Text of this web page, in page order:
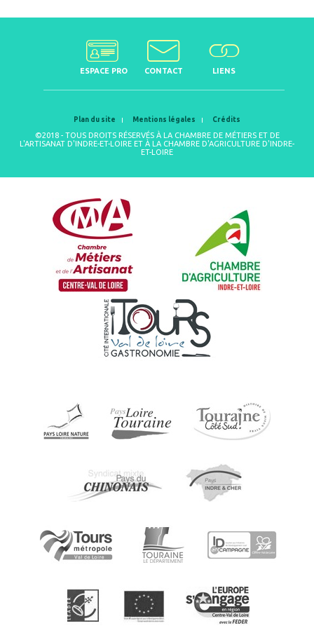
ESPACE PRO CONTACT LIENS
Plan du site Mentions légales Crédits
©2018 - TOUS DROITS RÉSERVÉS À LA CHAMBRE DE MÉTIERS ET DE
L'ARTISANAT D'INDRE-ET-LOIRE ET À LA CHAMBRE D'AGRICULTURE D'INDRE-
ET-LOIRE